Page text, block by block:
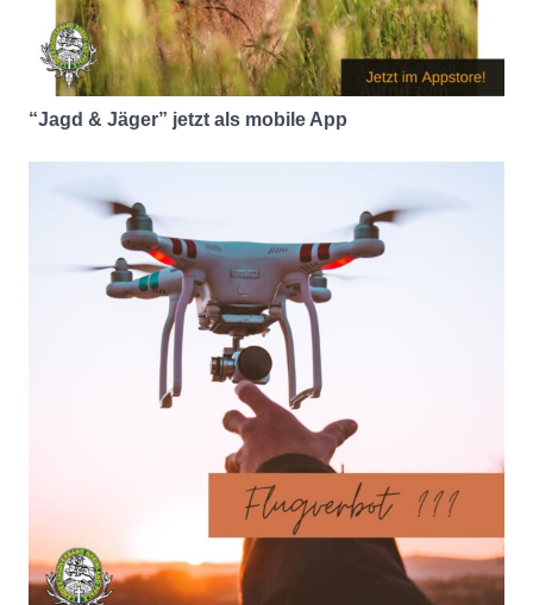
“Jagd & Jäger” jetzt als mobile App